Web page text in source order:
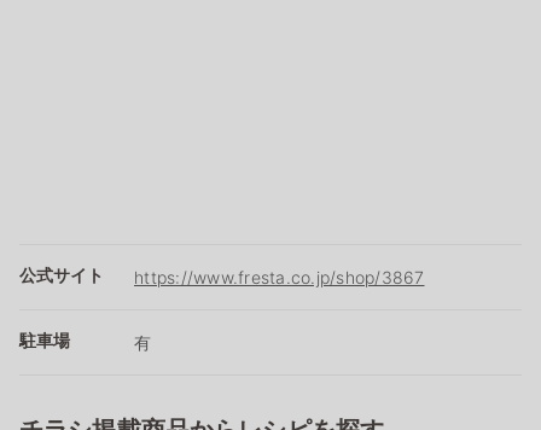
公式サイト https://www.fresta.co.jp/shop/3867
駐車場 有